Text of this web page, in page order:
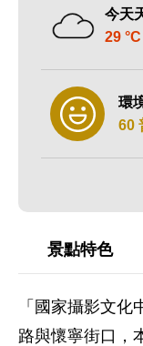
今天
29 °C
環
60
景點特色
「國家攝影文
路與懷寧街口，